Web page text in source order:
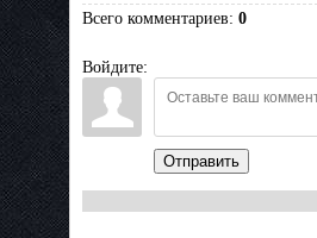
Всего комментариев: 0
Войдите:
Отправить